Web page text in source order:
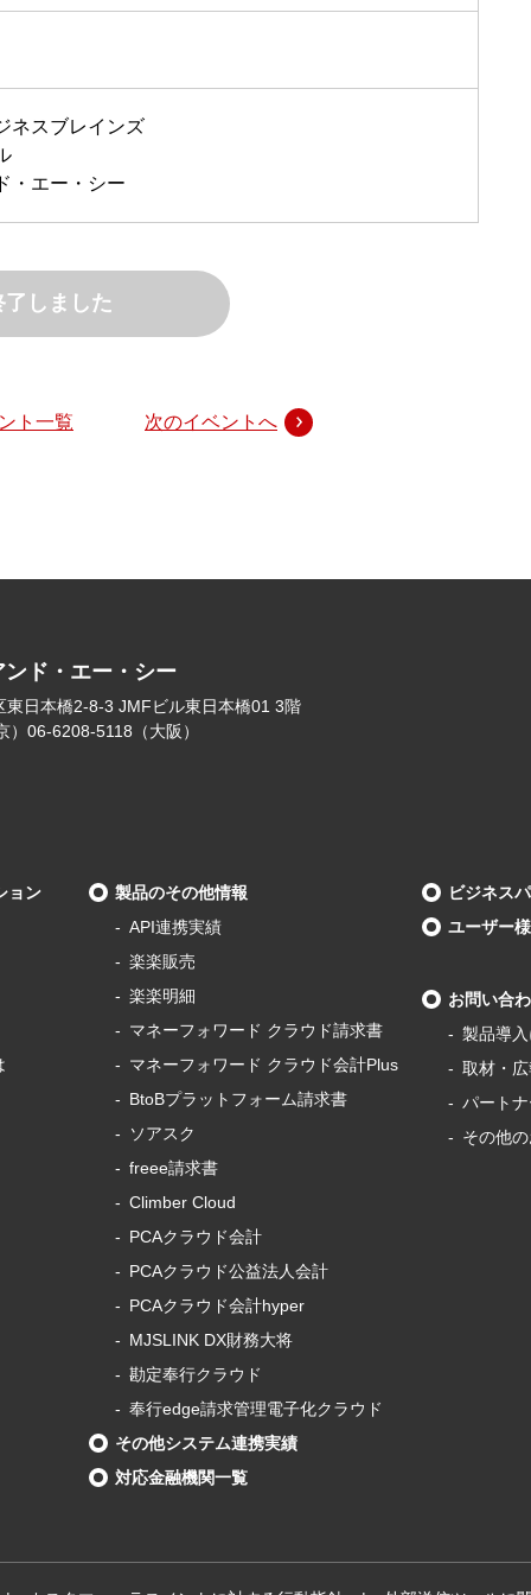
ネスブレインズ
・エー・シー
しました
ト一覧 次のイベントへ
ド・エー・シー
東日本橋2-8-3 JMFビル東日本橋01 3階
06-6208-5118（大阪）
ョン
製品のその他情報
API連携実績
楽楽販売
楽楽明細
マネーフォワード クラウド請求書
マネーフォワード クラウド会計Plus
BtoBプラットフォーム請求書
ソアスク
freee請求書
Climber Cloud
PCAクラウド会計
PCAクラウド公益法人会計
PCAクラウド会計hyper
MJSLINK DX財務大将
勘定奉行クラウド
奉行edge請求管理電子化クラウド
その他システム連携実績
対応金融機関一覧
ビジネス
ユーザー
お問い合
製品導
取材・
パート
その他